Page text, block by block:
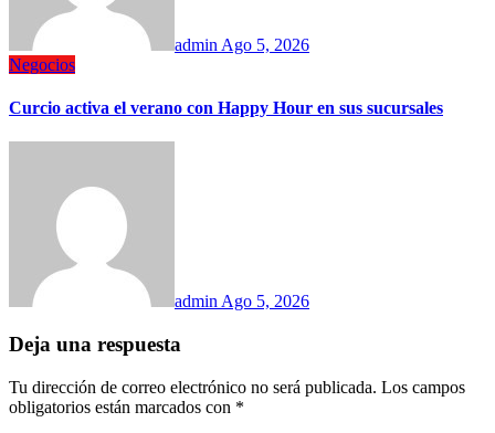
admin Ago 5, 2026
Negocios
Curcio activa el verano con Happy Hour en sus sucursales
admin Ago 5, 2026
Deja una respuesta
Tu dirección de correo electrónico no será publicada. Los campos
obligatorios están marcados con *